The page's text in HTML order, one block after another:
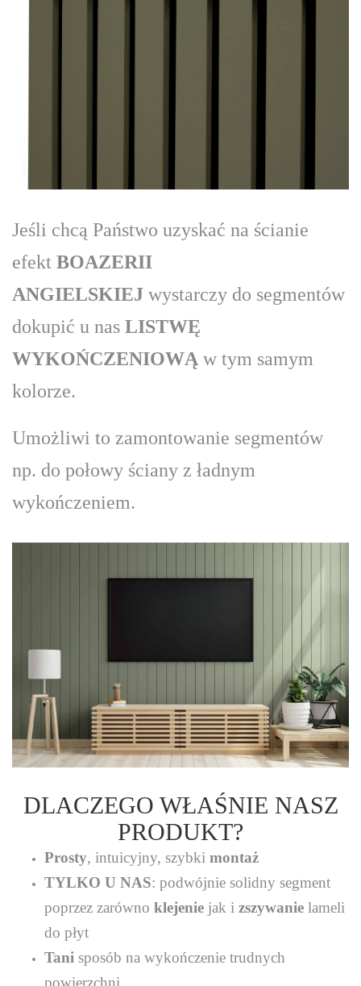
Jeśli chcą Państwo uzyskać na ścianie
efekt BOAZERII
ANGIELSKIEJ wystarczy do segmentów
dokupić u nas LISTWĘ
WYKOŃCZENIOWĄ w tym samym
kolorze.
Umożliwi to zamontowanie segmentów
np. do połowy ściany z ładnym
wykończeniem.
DLACZEGO WŁAŚNIE NASZ
PRODUKT?
Prosty, intuicyjny, szybki montaż
TYLKO U NAS: podwójnie solidny segment
poprzez zarówno klejenie jak i zszywanie lameli
do płyt
Tani sposób na wykończenie trudnych
powierzchni